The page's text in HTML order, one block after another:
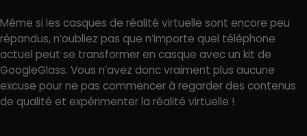
Même si les casques de réalité virtuelle sont encore peu
répandus, n’oubliez pas que n’importe quel téléphone
actuel peut se transformer en casque avec un kit de
GoogleGlass. Vous n’avez donc vraiment plus aucune
excuse pour ne pas commencer à regarder des contenus
de qualité et expérimenter la réalité virtuelle !